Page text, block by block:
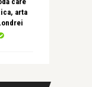
arta